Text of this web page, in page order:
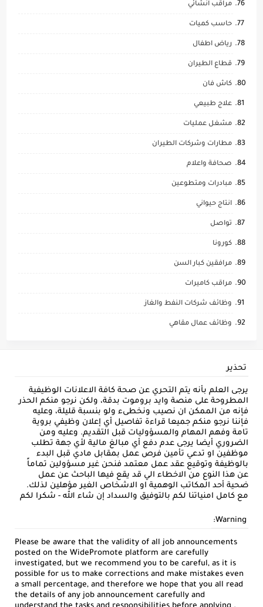
مراقب انشائي
حاسب كميات
رياض اطفال
قطاع الطيران
كاش فان
علاج طبيعي
مشغل عمليات
مطارات وشركات الطيران
صحافة واعلام
مبادرات ومتطوعين
انتاج حيواني
تواصل
كورونا
مرافقين كبار السن
مراقب كاميرات
وظائف شركات النفط والغاز
وظائف عمال مقاهي
تحذير
يرجى العلم بأنه يتم التحري عن صحة كافة الاعلانات الوظيفية
المطروحة على منصة وايد بروموت بدقة، ولكن نرجو منكم الحذر
فإنه من الممكن ان نصيب ونخطىء ولو بنسبة قليلة، وعليه
فإننا نرجو منكم جميعا قراءة تفاصيل أي إعلان وظيفي بروية
تامة وفهم المهام والمسؤوليات قبل التقديم. وعليه ومن
الضروري أيضا يرجى عدم دفع أي مبالغ مالية لأي جهة تطلب
موظفين او تدعي تأمين فرص عمل بمقابل مادي قبل البدء
بالوظيفة وتوقيع عقد عمل معتمد فنحن غير مسؤولين تماماً
عن هذا النوع من الاخطاء الي قد يقع فيها الباحث عن عمل
ضحية أحد المكاتب الوهمية او الاشخاص الغير مؤهلين لذلك.
مع كامل امنياتنا لكم بالتوفيق والسداد إن شاء الله - شكرا لكم
Warning:
Please be aware that the validity of all job announcements
posted on the WidePromote platform are carefully
investigated, but we recommend you to be careful, as it is
possible for us to make corrections and make mistakes even
a small percentage, and therefore we hope that you all read
the details of any job announcement carefully and